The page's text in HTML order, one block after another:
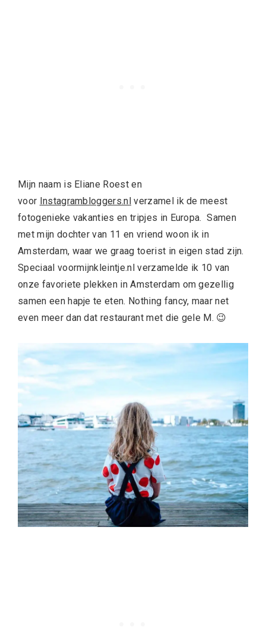
Mijn naam is Eliane Roest en
voor Instagrambloggers.nl verzamel ik de meest
fotogenieke vakanties en tripjes in Europa. Samen
met mijn dochter van 11 en vriend woon ik in
Amsterdam, waar we graag toerist in eigen stad zijn.
Speciaal voormijnkleintje.nl verzamelde ik 10 van
onze favoriete plekken in Amsterdam om gezellig
samen een hapje te eten. Nothing fancy, maar net
even meer dan dat restaurant met die gele M. 😉